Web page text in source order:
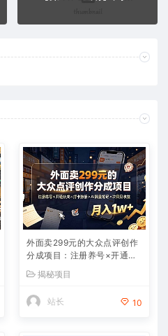
外面卖299元的大众点评创作
分成项目：注册养号×开通分
日见收益，月入1w+
揭秘项目
站长 10